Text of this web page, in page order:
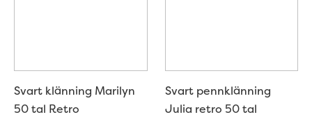
Svart klänning Marilyn
50 tal Retro
Svart pennklänning
Julia retro 50 tal